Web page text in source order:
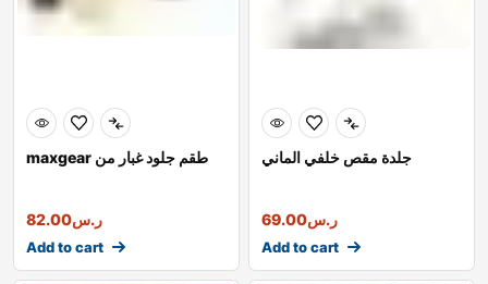
maxgear طقم جلود غبار من
ر.س82.00
Add to cart
جلدة مقص خلفي الماني
ر.س69.00
Add to cart